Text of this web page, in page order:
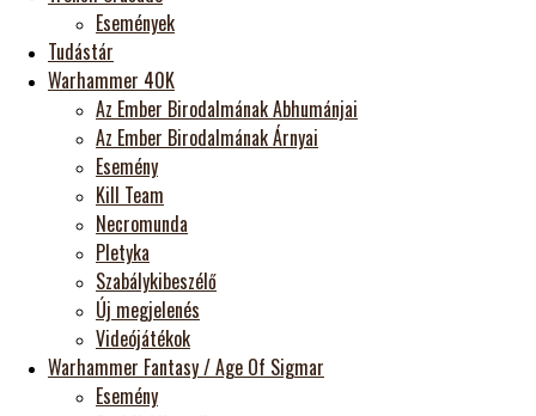
Események
Tudástár
Warhammer 40K
Az Ember Birodalmának Abhumánjai
Az Ember Birodalmának Árnyai
Esemény
Kill Team
Necromunda
Pletyka
Szabálykibeszélő
Új megjelenés
Videójátékok
Warhammer Fantasy / Age Of Sigmar
Esemény